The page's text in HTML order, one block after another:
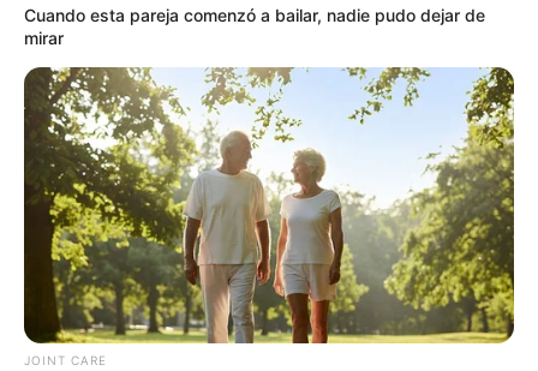
Cuando esta pareja comenzó a bailar, nadie pudo dejar de
mirar
JOINT CARE